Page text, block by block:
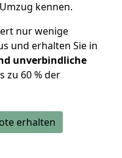
kennen.
nur wenige
und erhalten Sie in
unverbindliche
zu 60 % der
erhalten